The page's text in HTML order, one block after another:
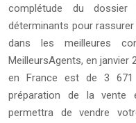
complétude du
déterminants pour
dans les meilleures
MeilleursAgents, en janvier
en France est de 3
préparation de la
permettra de vendre